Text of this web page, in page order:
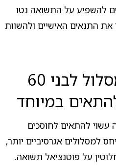
להשפיע על התשואה נטו
את התנאים האישיים ולהשוות
למי איילון מסלול לבני 60
במיוחד
לבני 60 ומעלה עשוי להתאים לחוסכים
למסלולים אגרסיביים יותר,
על פוטנציאל תשואה.